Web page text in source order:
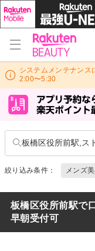
システムメンテナン
2:00〜5:30
板橋区役所前駅,ス
絞り込み条件： メンズ
板橋区役所前駅で
早朝受付可